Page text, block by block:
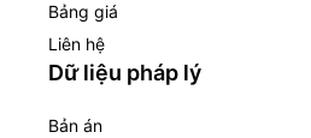
Bảng giá
Liên hệ
Dữ liệu pháp lý
Bản án